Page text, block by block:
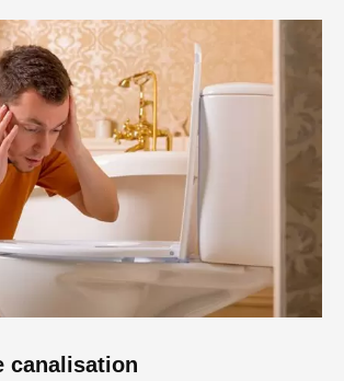
canalisation